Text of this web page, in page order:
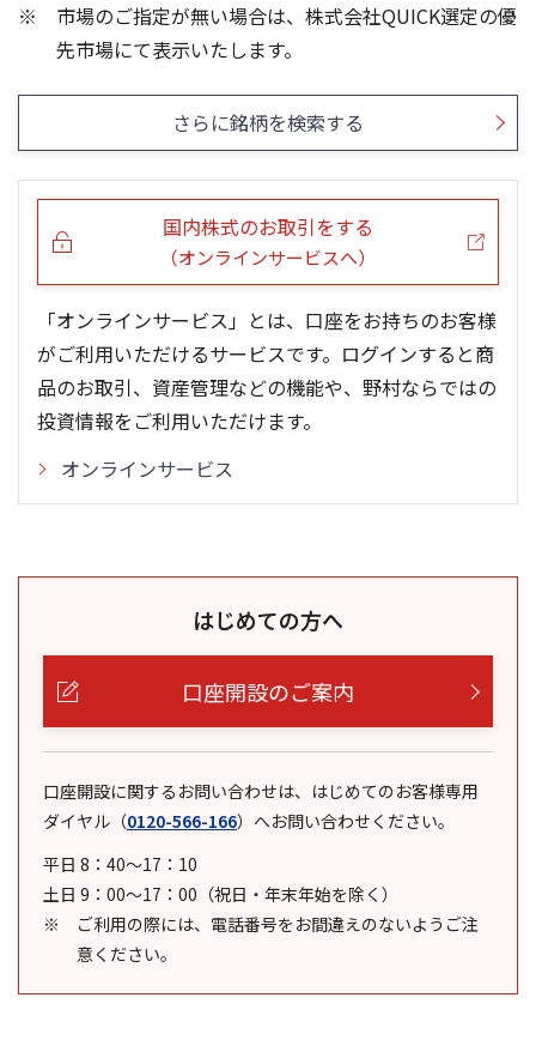
13週移動平均 26週移動平均 出来高(千)
1,200
0
500
1,000
5ヶ月移動平均 25ヶ月移動平均 出来高(千)
1,000
0
1,000
1,500
2,000市場のご指定が無い場合は、株式会社QUICK選定の優
先市場にて表示いたします。
さらに銘柄を検索する
国内株式のお取引をする
（オンラインサービスへ）
「オンラインサービス」とは、口座をお持ちのお客様
がご利用いただけるサービスです。ログインすると商
品のお取引、資産管理などの機能や、野村ならではの
投資情報をご利用いただけます。
オンラインサービス
はじめての方へ
口座開設のご案内
口座開設に関するお問い合わせは、はじめてのお客様専用
ダイヤル （0120-566-166） へお問い合わせください。
平日 8：40～17：10
土日 9：00～17：00（祝日・年末年始を除く）
ご利用の際には、電話番号をお間違えのないようご注
意ください。